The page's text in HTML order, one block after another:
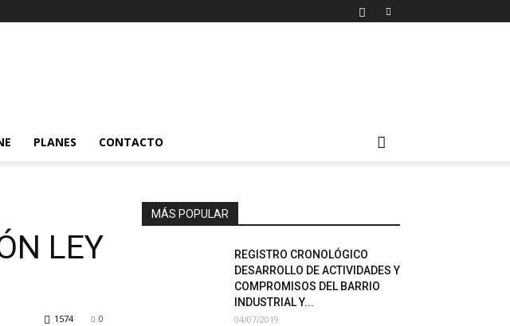
PLANES CONTACTO
LEY
0
1574
MÁS POPULAR
REGISTRO CRONOLÓGICO
DESARROLLO DE ACTIVIDADES Y
COMPROMISOS DEL BARRIO
INDUSTRIAL Y...
04/07/2019